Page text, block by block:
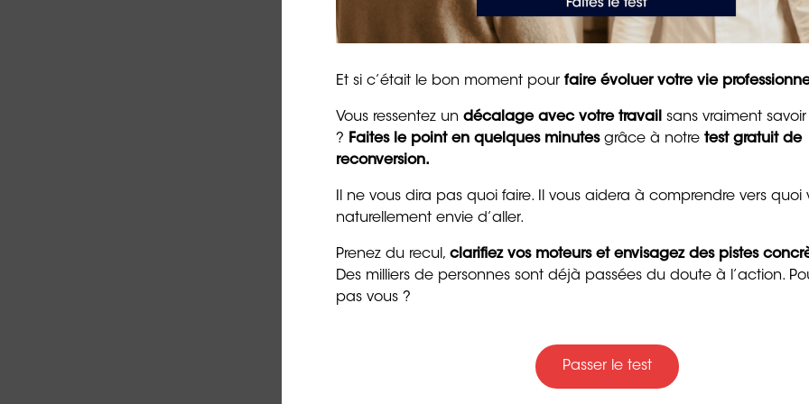
pour raviver la
et la confiance
Trente messages
gentils pour souhaiter
Et si c’était le bon moment pour faire évoluer votre vie
Vous ressentez un décalage avec votre travail sans vraiment
? Faites le point en quelques minutesgrâce à notre test gratuit de
reconversion.
Il ne vous dira pas quoi faire. Il vous aidera à comprendre vers quoi
naturellement envie d’aller.
Prenez du recul, clarifiez vos moteurs et envisagez des pistes
Des milliers de personnes sont déjà passées du doute à l’action.
pas vous ?
Passer le test